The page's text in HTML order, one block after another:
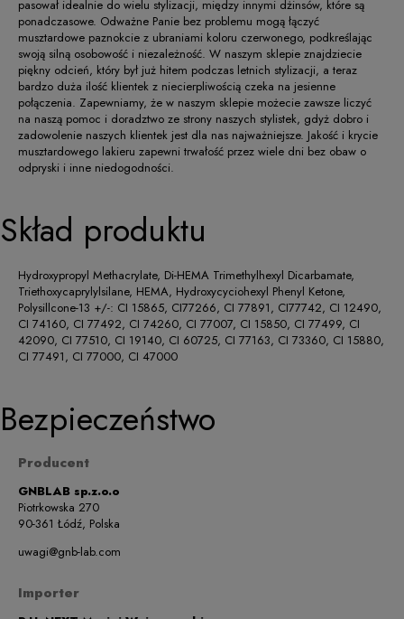
pasował idealnie do wielu stylizacji, między innymi dżinsów, które są
ponadczasowe. Odważne Panie bez problemu mogą łączyć
musztardowe paznokcie z ubraniami koloru czerwonego, podkreślając
swoją silną osobowość i niezależność. W naszym sklepie znajdziecie
piękny odcień, który był już hitem podczas letnich stylizacji, a teraz
bardzo duża ilość klientek z niecierpliwością czeka na jesienne
połączenia. Zapewniamy, że w naszym sklepie możecie zawsze liczyć
na naszą pomoc i doradztwo ze strony naszych stylistek, gdyż dobro i
zadowolenie naszych klientek jest dla nas najważniejsze. Jakość i krycie
musztardowego lakieru zapewni trwałość przez wiele dni bez obaw o
odpryski i inne niedogodności.
Skład produktu
Hydroxypropyl Methacrylate, Di-HEMA Trimethylhexyl Dicarbamate,
Triethoxycaprylylsilane, HEMA, Hydroxycyciohexyl Phenyl Ketone,
Polysillcone-13 +/-: CI 15865, CI77266, CI 77891, CI77742, CI 12490,
CI 74160, CI 77492, CI 74260, CI 77007, CI 15850, CI 77499, CI
42090, CI 77510, CI 19140, CI 60725, CI 77163, CI 73360, CI 15880,
CI 77491, CI 77000, CI 47000
Bezpieczeństwo
Producent
GNBLAB sp.z.o.o
Piotrkowska 270
90-361 Łódź, Polska
uwagi@gnb-lab.com
Importer